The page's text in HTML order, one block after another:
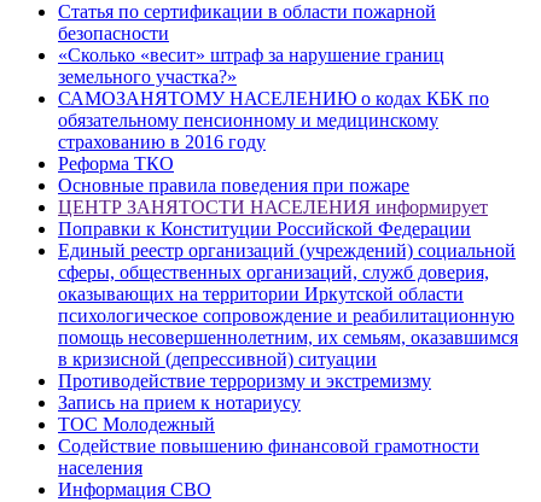
Статья по сертификации в области пожарной
безопасности
«Сколько «весит» штраф за нарушение границ
земельного участка?»
САМОЗАНЯТОМУ НАСЕЛЕНИЮ о кодах КБК по
обязательному пенсионному и медицинскому
страхованию в 2016 году
Реформа ТКО
Основные правила поведения при пожаре
ЦЕНТР ЗАНЯТОСТИ НАСЕЛЕНИЯ информирует
Поправки к Конституции Российской Федерации
Единый реестр организаций (учреждений) социальной
сферы, общественных организаций, служб доверия,
оказывающих на территории Иркутской области
психологическое сопровождение и реабилитационную
помощь несовершеннолетним, их семьям, оказавшимся
в кризисной (депрессивной) ситуации
Противодействие терроризму и экстремизму
Запись на прием к нотариусу
ТОС Молодежный
Содействие повышению финансовой грамотности
населения
Информация СВО